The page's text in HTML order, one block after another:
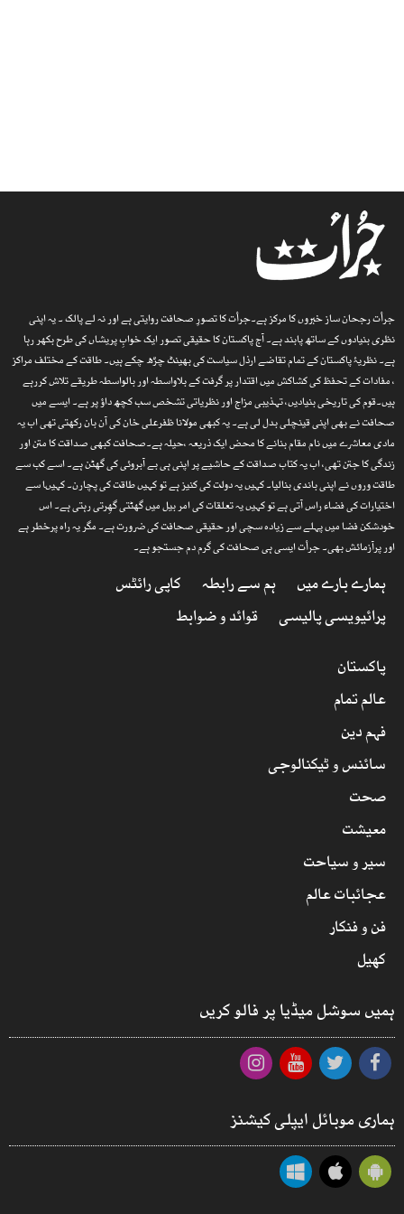
جرأت رجحان ساز خبروں کا مرکز ہے۔جرأت کا تصورِ صحافت روایتی ہے اور نہ لے پالک ۔ یہ اپنی
نظری بنیادوں کے ساتھ پابند ہے۔ آج پاکستان کا حقیقی تصور ایک خوابِ پریشاں کی طرح بکھر رہا
ہے۔ نظریۂ پاکستان کے تمام تقاضے ارذل سیاست کی بھینٹ چڑھ چکے ہیں۔ طاقت کے مختلف مراکز
، مفادات کے تحفظ کی کشاکش میں اقتدار پر گرفت کے بلاواسطہ اور بالواسطہ طریقے تلاش کررہے
ہیں۔قوم کی تاریخی بنیادیں، تہذیبی مزاج اور نظریاتی تشخص سب کچھ داؤ پر ہے۔ ایسے میں
صحافت نے بھی اپنی قینچلی بدل لی ہے۔ یہ کبھی مولانا ظفرعلی خان کی آن بان رکھتی تھی اب یہ
مادی معاشرے میں نام مقام بنانے کا محض ایک ذریعہ ،حیلہ ہے۔صحافت کبھی صداقت کا متن اور
زندگی کا جتن تھی، اب یہ کتاب صداقت کے حاشیے پر اپنی ہی بے آبروئی کی گھٹن ہے۔ اسے کب سے
طاقت وروں نے اپنی باندی بنالیا۔ کہیں یہ دولت کی کنیز ہے تو کہیں طاقت کی پچارن۔ کہیںا سے
اختیارات کی فضاء راس آتی ہے تو کہیں یہ تعلقات کی امر بیل میں گھٹتی گھِرتی رہتی ہے۔ اس
خودشکن فضا میں پہلے سے زیادہ سچی اور حقیقی صحافت کی ضرورت ہے۔ مگر یہ راہ پرخطر ہے
اور پرآزمائش بھی۔ جرأت ایسی ہی صحافت کی گرم دم جستجو ہے۔
ہمارے بارے میں ہم سے رابطہ
کاپی رائٹس
پرائیویسی پالیسی
قوائد و ضوابط
پاکستان
عالم تمام
فہم دین
سائنس و ٹیکنالوجی
صحت
معیشت
سیر و سیاحت
عجائبات عالم
فن و فنکار
کھیل
ہمیں سوشل میڈیا پر فالو کریں
ہماری موبائل ایپلی کیشنز